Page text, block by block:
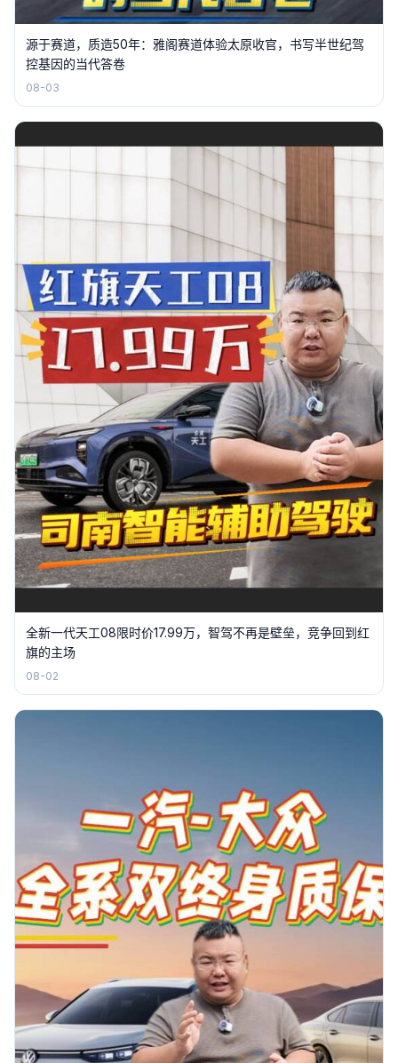
源于赛道，质造50年：雅阁赛道体验太原收官，书写半世纪驾
控基因的当代答卷
08-03
全新一代天工08限时价17.99万，智驾不再是壁垒，竞争回到红
旗的主场
08-02